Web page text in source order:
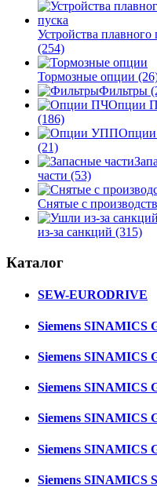
Устройства плавного
(254)
Тормозные опции
Фильтры
Опции
(186)
(21)
части (53)
Снятые с
из-за санкций (315)
Каталог
SEW-EURODRIVE
Siemens SINAMICS
Siemens SINAMICS
Siemens SINAMICS
Siemens SINAMICS
Siemens SINAMICS
Siemens SINAMICS